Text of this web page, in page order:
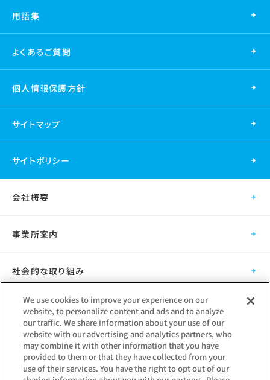
用語集
よくあるご質問
個人情報保護方針
サイトマップ
サイトポリシー
会社概要
事業所案内
社会的な取り組み
採用情報
グループ会社
We use cookies to improve your experience on our
website, to personalize content and ads and to analyze
our traffic. We share information about your use of our
website with our advertising and analytics partners, who
may combine it with other information that you have
provided to them or that they have collected from your
use of their services. You have the right to opt out of our